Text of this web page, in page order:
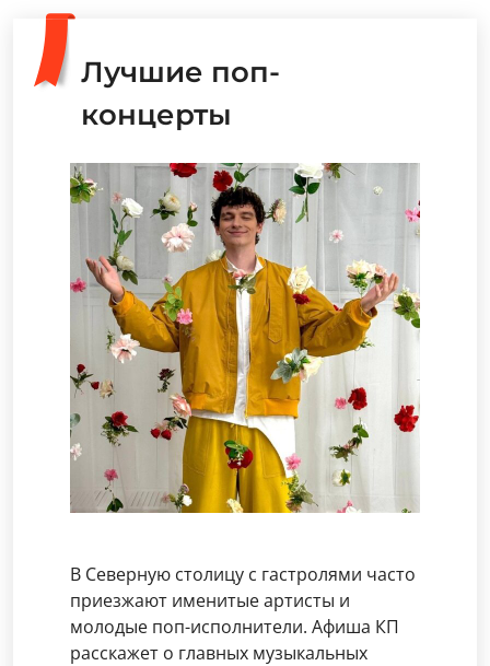
Лучшие поп-
концерты
В Северную столицу с гастролями часто
приезжают именитые артисты и
молодые поп-исполнители. Афиша КП
расскажет о главных музыкальных